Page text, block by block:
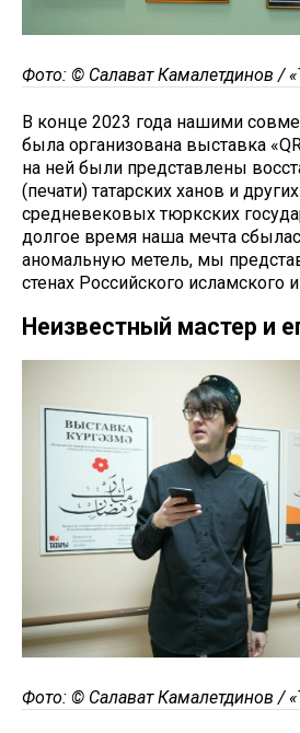
Фото: © Салават Камалетдинов /
В конце 2023 года нашими
была организована выставка
на ней были представлены
(печати) татарских ханов и
средневековых тюркских
долгое время наша мечта
аномальную метель, мы
стенах Российского исламского
Неизвестный мастер и
Фото: © Салават Камалетдинов /